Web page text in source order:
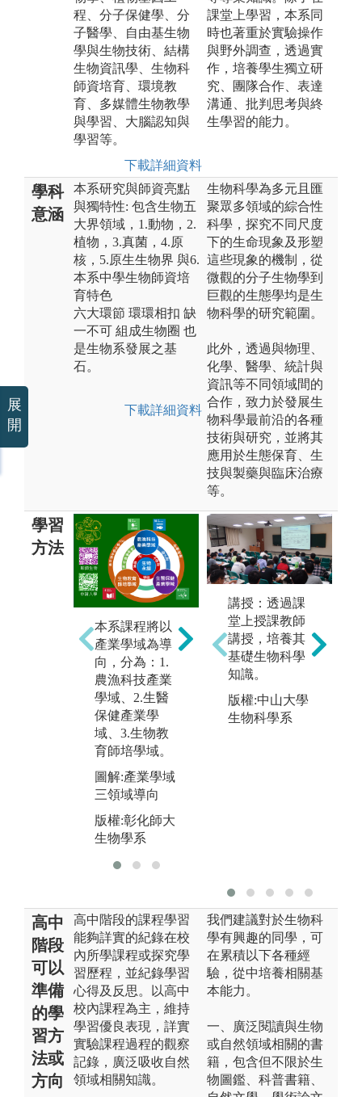
程、分子保健學、分
子醫學、自由基生物
學與生物技術、結構
生物資訊學、生物科
師資培育、環境教
育、多媒體生物教學
與學習、大腦認知與
學習等。
下載詳細資料
課堂上學習，本系同
時也著重於實驗操作
與野外調查，透過實
作，培養學生獨立研
究、團隊合作、表達
溝通、批判思考與終
生學習的能力。
學科
意涵
本系研究與師資亮點
與獨特性: 包含生物五
大界領域，1.動物，2.
植物，3.真菌，4.原
核，5.原生生物界 與6.
本系中學生物師資培
育特色
六大環節 環環相扣 缺
一不可 組成生物圈 也
是生物系發展之基
石。
下載詳細資料
生物科學為多元且匯
聚眾多領域的綜合性
科學，探究不同尺度
下的生命現象及形塑
這些現象的機制，從
微觀的分子生物學到
巨觀的生態學均是生
物科學的研究範圍。
此外，透過與物理、
化學、醫學、統計與
資訊等不同領域間的
合作，致力於發展生
物科學最前沿的各種
技術與研究，並將其
應用於生態保育、生
技與製藥與臨床治療
等。
學習
方法
本系課程將以
產業學域為導
向，分為：1.
農漁科技產業
學域、2.生醫
保健產業學
域、3.生物教
育師培學域。
圖解:產業學域
三領域導向
版權:彰化師大
生物學系
演化生態研究
法與環境生物
學領域領域須
著重探究、觀
察以及分析能
力。
講授：透過課
堂上授課教師
講授，培養其
基礎生物科學
知識。
版權:中山大學
生物科學系
高中
階段
可以
準備
的學
習方
法或
方向
高中階段的課程學習
能夠詳實的紀錄在校
內所學課程或探究學
習歷程，並紀錄學習
心得及反思。以高中
校內課程為主，維持
學習優良表現，詳實
實驗課程過程的觀察
記錄，廣泛吸收自然
領域相關知識。
我們建議對於生物科
學有興趣的同學，可
在累積以下各種經
驗，從中培養相關基
本能力。
一、廣泛閱讀與生物
或自然領域相關的書
籍，包含但不限於生
物圖鑑、科普書籍、
展
開